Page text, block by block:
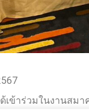
ข้าร่วมในงานสมาค